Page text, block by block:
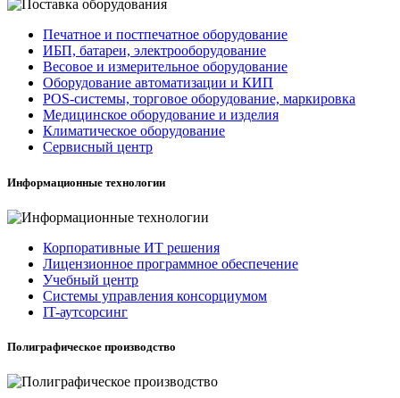
Печатное и постпечатное оборудование
ИБП, батареи, электрооборудование
Весовое и измерительное оборудование
Оборудование автоматизации и КИП
POS-системы, торговое оборудование, маркировка
Медицинское оборудование и изделия
Климатическое оборудование
Сервисный центр
Информационные технологии
Корпоративные ИТ решения
Лицензионное программное обеспечение
Учебный центр
Системы управления консорциумом
IT-аутсорсинг
Полиграфическое производство